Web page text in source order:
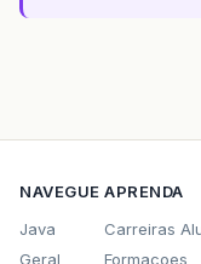
NAVEGUE
Java
Geral
APRENDA
Carreiras
Formacoes